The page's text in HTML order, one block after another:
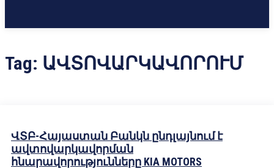
Tag: ԱՎՏՈՎԱՐԿԱՎՈՐՈՒՄ
ՎՏԲ-Հայաստան Բանկն ընդլայնում է
ավտովարկավորման
հնարավորությունները KIA MOTORS